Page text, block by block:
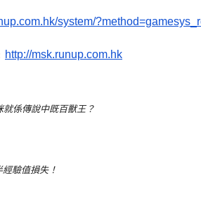
system/
http://msk.runup.com.hk
係傳說中既百獸王？
驗值損失！